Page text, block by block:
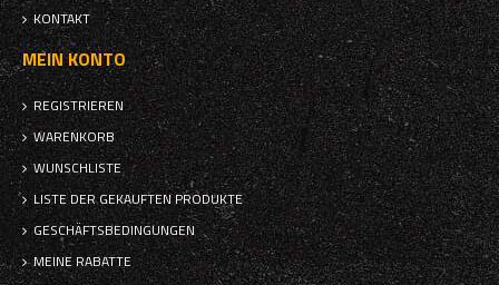
KONTAKT
MEIN KONTO
REGISTRIEREN
WARENKORB
WUNSCHLISTE
LISTE DER GEKAUFTEN PRODUKTE
GESCHÄFTSBEDINGUNGEN
MEINE RABATTE